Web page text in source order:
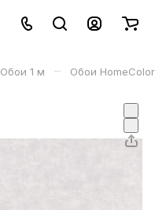
Обои 1 м – Обои